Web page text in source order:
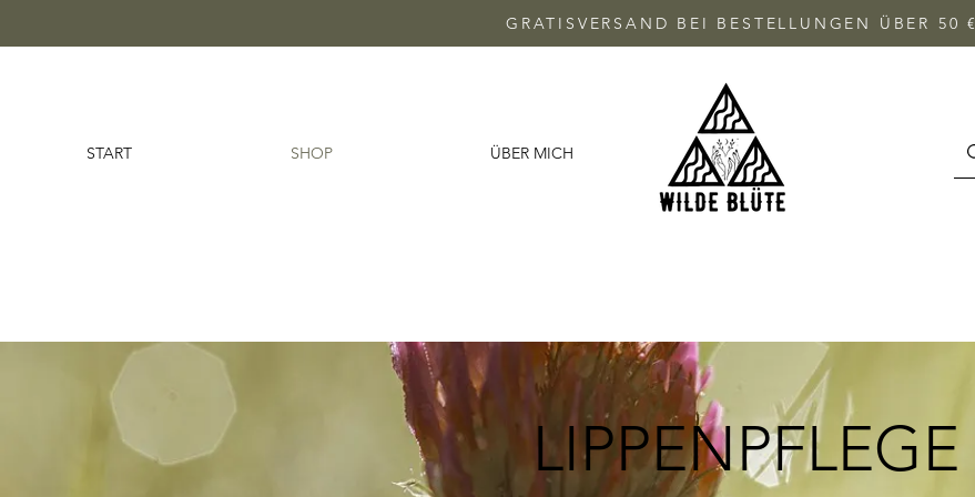
GRATISVERSAND BEI BESTELLUNGEN ÜBER 50 €
START SHOP ÜBER MICH
LIPPENPFLEGE